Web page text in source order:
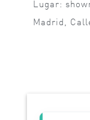
Lugar:
Madrid,